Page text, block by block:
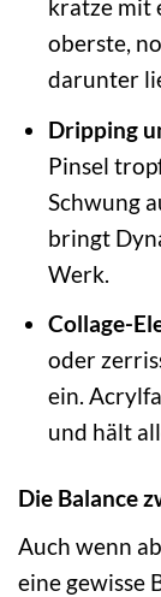
kratze mit
oberste,
darunter
Dripping
Pinsel
Schwung
bringt
Werk.
Collage-
oder
ein.
und hält
Die Balance
Auch wenn
eine gewisse